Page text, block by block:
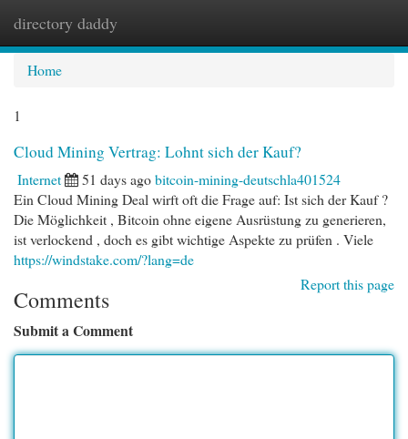
directory daddy
Home
1
Cloud Mining Vertrag: Lohnt sich der Kauf?
Internet 51 days agobitcoin-mining-deutschla401524
Ein Cloud Mining Deal wirft oft die Frage auf: Ist sich der Kauf ?
Die Möglichkeit , Bitcoin ohne eigene Ausrüstung zu generieren,
ist verlockend , doch es gibt wichtige Aspekte zu prüfen . Viele
https://windstake.com/?lang=de
Report this page
Comments
Submit a Comment